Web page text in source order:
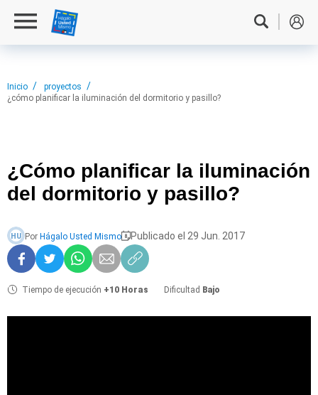
Inicio
proyectos
¿cómo planificar la iluminación del dormitorio y pasillo?
¿Cómo planificar la iluminación
del dormitorio y pasillo?
HU Por Hágalo Usted Mismo Publicado el 29 Jun. 2017
Tiempo de ejecución +10 Horas Dificultad Bajo